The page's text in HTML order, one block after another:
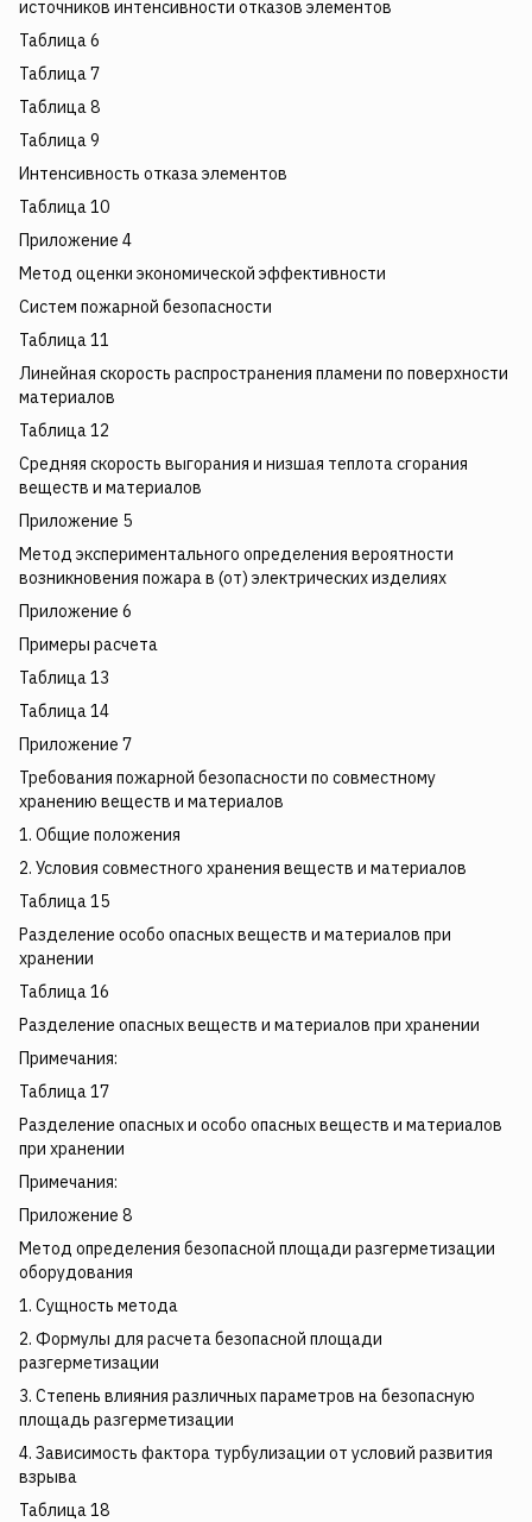
источников интенсивности отказов элементов
Таблица 6
Таблица 7
Таблица 8
Таблица 9
Интенсивность отказа элементов
Таблица 10
Приложение 4
Метод оценки экономической эффективности
Систем пожарной безопасности
Таблица 11
Линейная скорость распространения пламени по поверхности
материалов
Таблица 12
Средняя скорость выгорания и низшая теплота сгорания
веществ и материалов
Приложение 5
Метод экспериментального определения вероятности
возникновения пожара в (от) электрических изделиях
Приложение 6
Примеры расчета
Таблица 13
Таблица 14
Приложение 7
Требования пожарной безопасности по совместному
хранению веществ и материалов
1. Общие положения
2. Условия совместного хранения веществ и материалов
Таблица 15
Разделение особо опасных веществ и материалов при
хранении
Таблица 16
Разделение опасных веществ и материалов при хранении
Примечания:
Таблица 17
Разделение опасных и особо опасных веществ и материалов
при хранении
Примечания:
Приложение 8
Метод определения безопасной площади разгерметизации
оборудования
1. Сущность метода
2. Формулы для расчета безопасной площади
разгерметизации
3. Степень влияния различных параметров на безопасную
площадь разгерметизации
4. Зависимость фактора турбулизации от условий развития
взрыва
Таблица 18